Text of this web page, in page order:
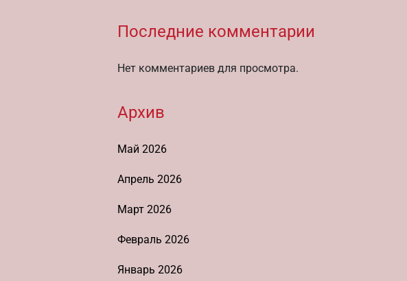
Последние комментарии
Нет комментариев для просмотра.
Архив
Май 2026
Апрель 2026
Март 2026
Февраль 2026
Январь 2026